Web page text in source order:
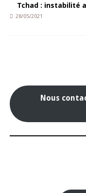
Tchad : instabilité
28/05/2021
Nous